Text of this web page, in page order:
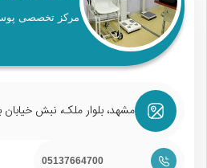
مرکز تخصصی
مشهد، بلوار ملک، نبش خیابان
05137664700